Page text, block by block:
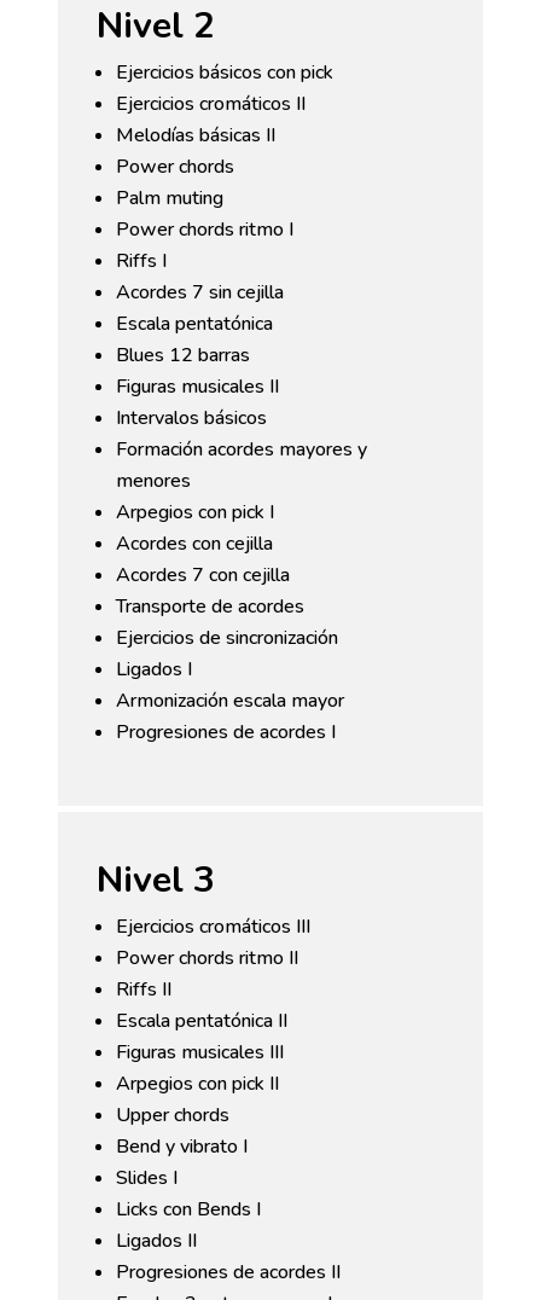
Nivel 2
Ejercicios básicos con pick
Ejercicios cromáticos II
Melodías básicas II
Power chords
Palm muting
Power chords ritmo I
Riffs I
Acordes 7 sin cejilla
Escala pentatónica
Blues 12 barras
Figuras musicales II
Intervalos básicos
Formación acordes mayores y
menores
Arpegios con pick I
Acordes con cejilla
Acordes 7 con cejilla
Transporte de acordes
Ejercicios de sincronización
Ligados I
Armonización escala mayor
Progresiones de acordes I
Nivel 3
Ejercicios cromáticos III
Power chords ritmo II
Riffs II
Escala pentatónica II
Figuras musicales III
Arpegios con pick II
Upper chords
Bend y vibrato I
Slides I
Licks con Bends I
Ligados II
Progresiones de acordes II